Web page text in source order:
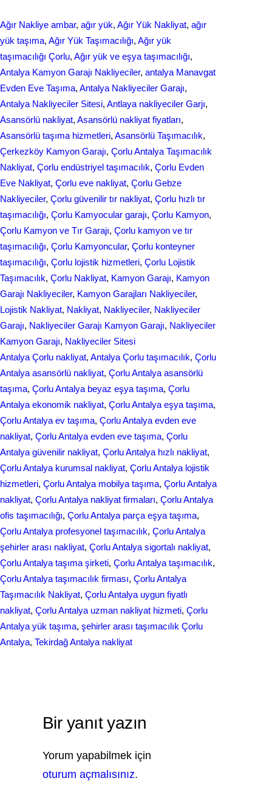
o
o
k
d
I
n
r
e
Ağır Nakliye ambar, ağır yük, Ağır Yük Nakliyat, ağır
yük taşıma, Ağır Yük Taşımacılığı, Ağır yük
taşımacılığı Çorlu, Ağır yük ve eşya taşımacılığı
Antalya Kamyon Garajı Nakliyeciler, antalya Manavgat
Evden Eve Taşıma, Antalya Nakliyeciler Garajı
Antalya Nakliyeciler Sitesi, Antlaya nakliyeciler Garjı
Asansörlü nakliyat, Asansörlü nakliyat fiyatları
Asansörlü taşıma hizmetleri, Asansörlü Taşımacılık
Çerkezköy Kamyon Garajı, Çorlu Antalya Taşımacılık
Nakliyat, Çorlu endüstriyel taşımacılık, Çorlu Evden
Eve Nakliyat, Çorlu eve nakliyat, Çorlu Gebze
Nakliyeciler, Çorlu güvenilir tır nakliyat, Çorlu hızlı tır
taşımacılığı, Çorlu Kamyocular garajı, Çorlu Kamyon
Çorlu Kamyon ve Tır Garajı, Çorlu kamyon ve tır
taşımacılığı, Çorlu Kamyoncular, Çorlu konteyner
taşımacılığı, Çorlu lojistik hizmetleri, Çorlu Lojistik
Taşımacılık, Çorlu Nakliyat, Kamyon Garajı, Kamyon
Garajı Nakliyeciler, Kamyon Garajları Nakliyeciler
Lojistik Nakliyat, Nakliyat, Nakliyeciler, Nakliyeciler
Garajı, Nakliyeciler Garajı Kamyon Garajı, Nakliyeciler
Kamyon Garajı, Nakliyeciler Sitesi
Antalya Çorlu nakliyat, Antalya Çorlu taşımacılık, Çorlu
Antalya asansörlü nakliyat, Çorlu Antalya asansörlü
taşıma, Çorlu Antalya beyaz eşya taşıma, Çorlu
Antalya ekonomik nakliyat, Çorlu Antalya eşya taşıma
Çorlu Antalya ev taşıma, Çorlu Antalya evden eve
nakliyat, Çorlu Antalya evden eve taşıma, Çorlu
Antalya güvenilir nakliyat, Çorlu Antalya hızlı nakliyat
Çorlu Antalya kurumsal nakliyat, Çorlu Antalya lojistik
hizmetleri, Çorlu Antalya mobilya taşıma, Çorlu Antalya
nakliyat, Çorlu Antalya nakliyat firmaları, Çorlu Antalya
ofis taşımacılığı, Çorlu Antalya parça eşya taşıma
Çorlu Antalya profesyonel taşımacılık, Çorlu Antalya
şehirler arası nakliyat, Çorlu Antalya sigortalı nakliyat
Çorlu Antalya taşıma şirketi, Çorlu Antalya taşımacılık
Çorlu Antalya taşımacılık firması, Çorlu Antalya
Taşımacılık Nakliyat, Çorlu Antalya uygun fiyatlı
nakliyat, Çorlu Antalya uzman nakliyat hizmeti, Çorlu
Antalya yük taşıma, şehirler arası taşımacılık Çorlu
Antalya, Tekirdağ Antalya nakliyat
Bir yanıt yazın
Yorum yapabilmek için
oturum açmalısınız.